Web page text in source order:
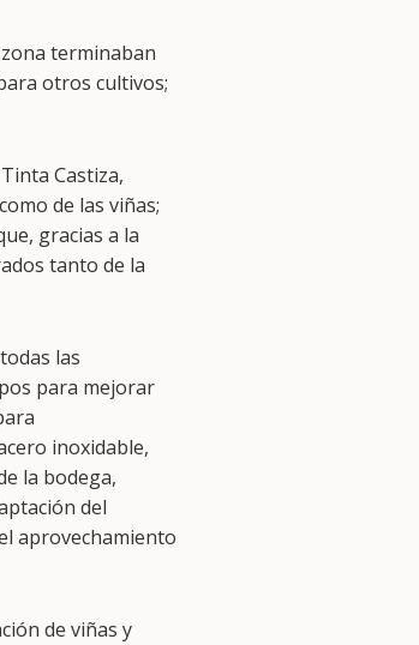
terminaban
otros cultivos;
Castiza,
de las viñas;
gracias a la
tanto de la
las
para mejorar
inoxidable,
la bodega,
del
aprovechamiento
de viñas y